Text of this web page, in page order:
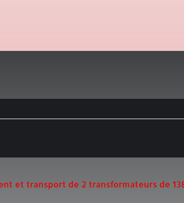
et transport de 2 transformateurs de